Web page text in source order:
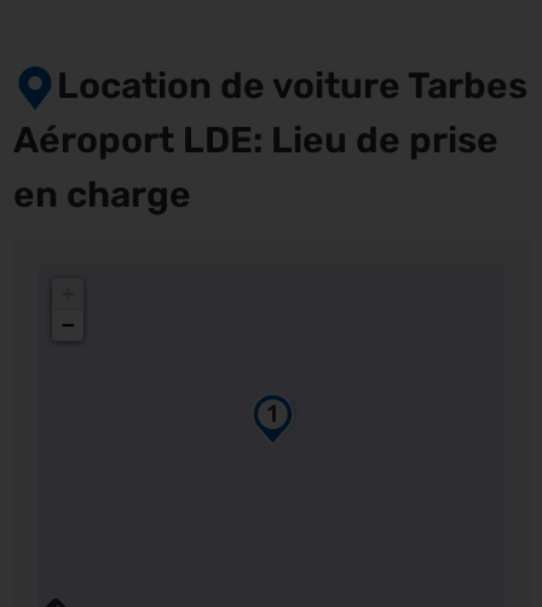
Location de voiture Tarbes
Aéroport LDE: Lieu de prise
en charge
−